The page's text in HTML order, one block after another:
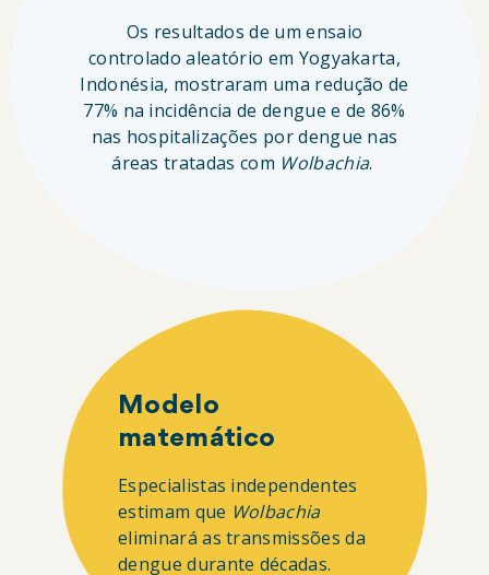
Os resultados de um ensaio
controlado aleatório em Yogyakarta,
Indonésia, mostraram uma redução de
77% na incidência de dengue e de 86%
nas hospitalizações por dengue nas
áreas tratadas com Wolbachia.
Modelo
matemático
Especialistas independentes
estimam que Wolbachia
eliminará as transmissões da
dengue durante décadas.